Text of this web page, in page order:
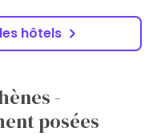
hôtels
-
posées